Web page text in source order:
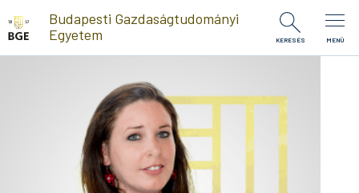
Ugrás a tartalomra
Budapesti Gazdaságtudományi
Egyetem
KERESÉS MENÜ